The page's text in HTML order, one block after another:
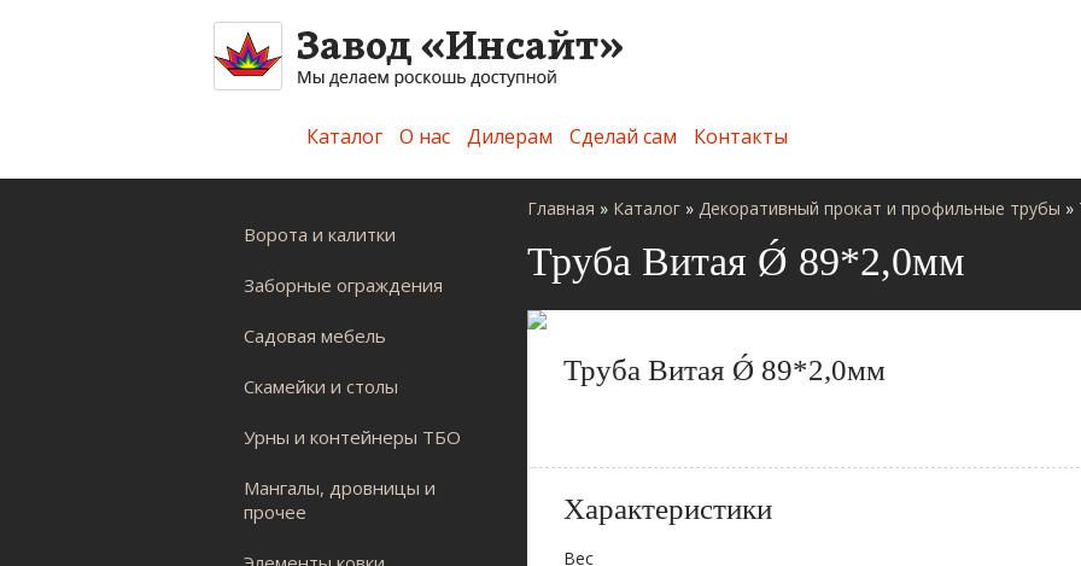
Каталог О нас Дилерам Сделай сам Контакты
Ворота и калитки
Заборные ограждения
Садовая мебель
Скамейки и столы
Урны и контейнеры ТБО
Мангалы, дровницы и
прочее
Главная » Каталог » Декоративный прокат и профильные трубы »
Труба Витая Ǿ 89*2,0мм
Труба Витая Ǿ 89*2,0мм
Характеристики
Вес